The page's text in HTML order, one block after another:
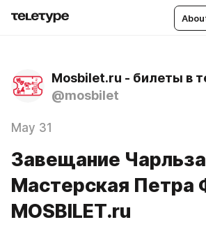
@mosbilet
May 31
Завещание
Мастерская Петра
MOSBILET.ru